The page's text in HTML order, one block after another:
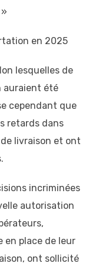
en 2025
lesquelles de
auraient été
cependant que
retards dans
livraison et ont
incriminées
autorisation
en place de leur
ont sollicité